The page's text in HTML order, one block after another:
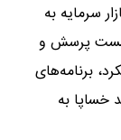
سرمایه به
پرسش و
برنامه‌های
خساپا به